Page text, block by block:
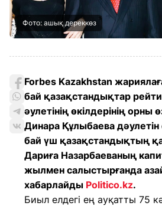
Фото: ашық дереккөз
Forbes Kazakhstan
бай қазақстандықтар
әулетінің өкілдерінің
Динара Құлыбаева дәулетін
бай үш қазақстандықтың
Дариға Назарбаеваның
жылмен салыстырғанда
хабарлайды Politico.kz.
Биыл елдегі ең ауқатты 75